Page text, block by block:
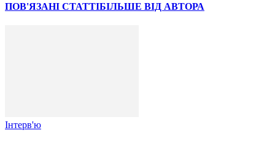
ПОВ'ЯЗАНІ СТАТТІБІЛЬШЕ ВІД АВТОРА
Інтерв'ю